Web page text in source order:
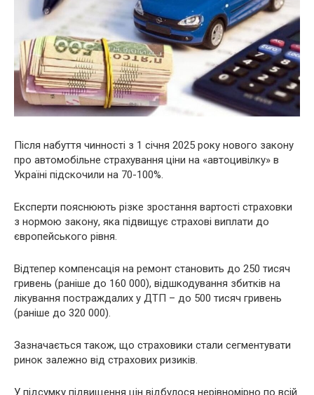
Після набуття чинності з 1 січня 2025 року нового закону
про автомобільне страхування ціни на «автоцивілку» в
Україні підскочили на 70-100%.
Експерти пояснюють різке зростання вартості страховки
з нормою закону, яка підвищує страхові виплати до
європейського рівня.
Відтепер компенсація на ремонт становить до 250 тисяч
гривень (раніше до 160 000), відшкодування збитків на
лікування постраждалих у ДТП – до 500 тисяч гривень
(раніше до 320 000).
Зазначається також, що страховики стали сегментувати
ринок залежно від страхових ризиків.
У підсумку підвищення цін відбулося нерівномірно по всій